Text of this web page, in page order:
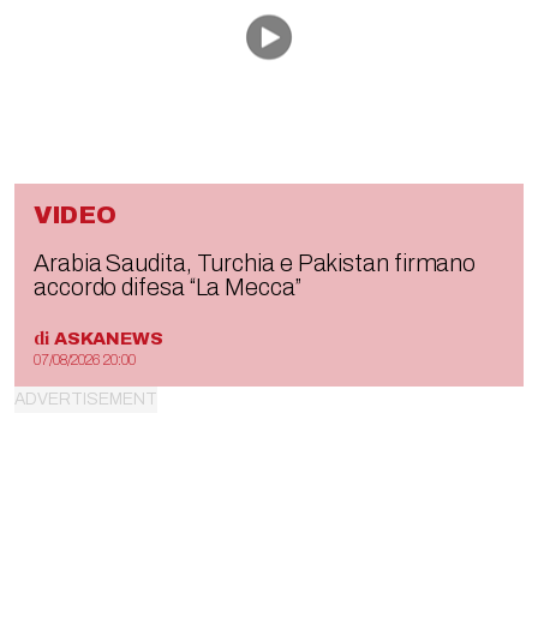
VIDEO
Arabia Saudita, Turchia e Pakistan firmano
accordo difesa “La Mecca”
di ASKANEWS
07/08/2026 20:00